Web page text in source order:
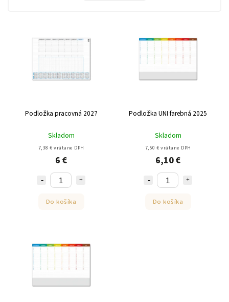
Podložka pracovná 2027
Skladom
7,38 € vrátane DPH
6 €
Do košíka
Podložka UNI farebná 2025
Skladom
7,50 € vrátane DPH
6,10 €
Do košíka